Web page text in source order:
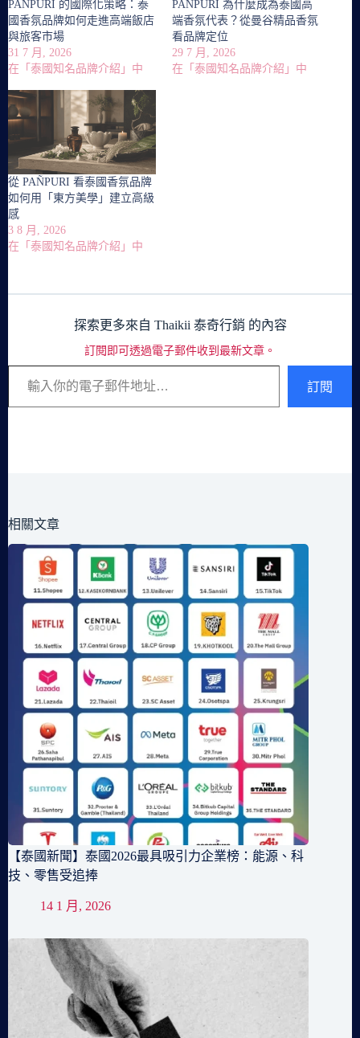
PAÑPURI 的國際化策略：泰
國香氛品牌如何走進高端飯店
與旅客市場
31 7 月, 2026
在「泰國知名品牌介紹」中
PAÑPURI 為什麼成為泰國高
端香氛代表？從曼谷精品香氛
看品牌定位
29 7 月, 2026
在「泰國知名品牌介紹」中
從 PAÑPURI 看泰國香氛品牌
如何用「東方美學」建立高級
感
3 8 月, 2026
在「泰國知名品牌介紹」中
探索更多來自 Thaikii 泰奇行銷 的內容
訂閱即可透過電子郵件收到最新文章。
輸入你的電子郵件地址…
訂閱
相關文章
【泰國新聞】泰國2026最具吸引力企業榜：能源、科
技、零售受追捧
14 1 月, 2026